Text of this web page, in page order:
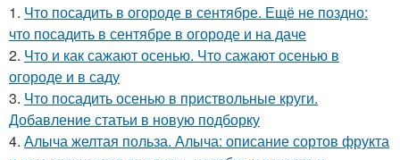
1. Что посадить в огороде в сентябре. Ещё не поздно:
что посадить в сентябре в огороде и на даче
2. Что и как сажают осенью. Что сажают осенью в
огороде и в саду
3. Что посадить осенью в приствольные круги.
Добавление статьи в новую подборку
4. Алыча желтая польза. Алыча: описание сортов фрукта